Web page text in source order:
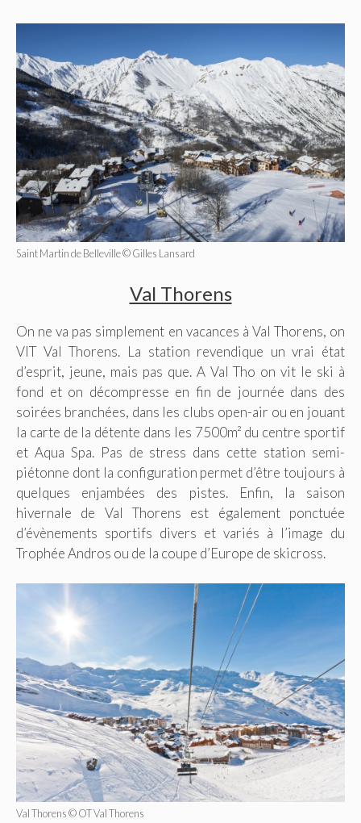
Saint Martin de Belleville © Gilles Lansard
Val Thorens
On ne va pas simplement en vacances à Val Thorens, on
VIT Val Thorens. La station revendique un vrai état
d’esprit, jeune, mais pas que. A Val Tho on vit le ski à
fond et on décompresse en fin de journée dans des
soirées branchées, dans les clubs open-air ou en jouant
la carte de la détente dans les 7500m² du centre sportif
et Aqua Spa. Pas de stress dans cette station semi-
piétonne dont la configuration permet d’être toujours à
quelques enjambées des pistes. Enfin, la saison
hivernale de Val Thorens est également ponctuée
d’évènements sportifs divers et variés à l’image du
Trophée Andros ou de la coupe d’Europe de skicross.
Val Thorens © OT Val Thorens